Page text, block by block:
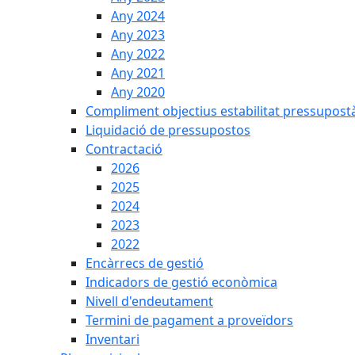
Any 2024
Any 2023
Any 2022
Any 2021
Any 2020
Compliment objectius estabilitat
Liquidació de pressupostos
Contractació
2026
2025
2024
2023
2022
Encàrrecs de gestió
Indicadors de gestió econòmica
Nivell d'endeutament
Termini de pagament a proveïdors
Inventari